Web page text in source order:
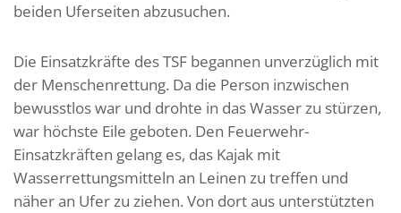
beiden Uferseiten abzusuchen.
Die Einsatzkräfte des TSF begannen unverzüglich mit
der Menschenrettung. Da die Person inzwischen
bewusstlos war und drohte in das Wasser zu stürzen,
war höchste Eile geboten. Den Feuerwehr-
Einsatzkräften gelang es, das Kajak mit
Wasserrettungsmitteln an Leinen zu treffen und
näher an Ufer zu ziehen. Von dort aus unterstützten